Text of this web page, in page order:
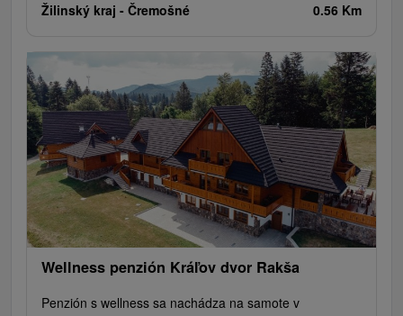
Žilinský kraj - Čremošné 0.56 Km
Wellness penzión Kráľov dvor Rakša
Penzión s wellness sa nachádza na samote v